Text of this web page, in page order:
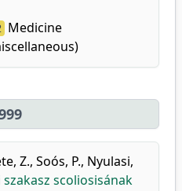
Medicine
Z., Soós, P., Nyulasi,
szakasz scoliosisának